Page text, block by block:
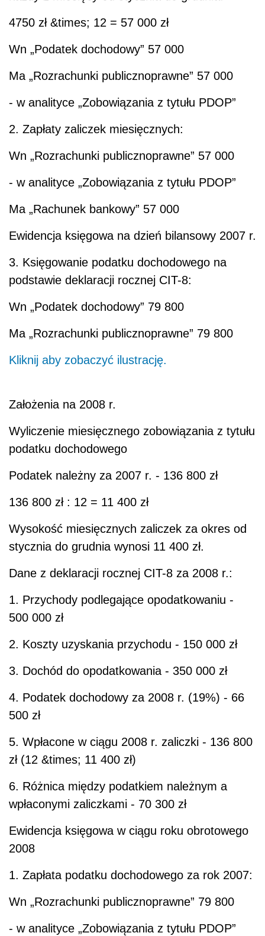
4750 zł &times; 12 = 57 000 zł
Wn „Podatek dochodowy” 57 000
Ma „Rozrachunki publicznoprawne” 57 000
- w analityce „Zobowiązania z tytułu PDOP”
2. Zapłaty zaliczek miesięcznych:
Wn „Rozrachunki publicznoprawne” 57 000
- w analityce „Zobowiązania z tytułu PDOP”
Ma „Rachunek bankowy” 57 000
Ewidencja księgowa na dzień bilansowy 2007 r.
3. Księgowanie podatku dochodowego na
podstawie deklaracji rocznej CIT-8:
Wn „Podatek dochodowy” 79 800
Ma „Rozrachunki publicznoprawne” 79 800
Kliknij aby zobaczyć ilustrację.
Założenia na 2008 r.
Wyliczenie miesięcznego zobowiązania z tytułu
podatku dochodowego
Podatek należny za 2007 r. - 136 800 zł
136 800 zł : 12 = 11 400 zł
Wysokość miesięcznych zaliczek za okres od
stycznia do grudnia wynosi 11 400 zł.
Dane z deklaracji rocznej CIT-8 za 2008 r.:
1. Przychody podlegające opodatkowaniu -
500 000 zł
2. Koszty uzyskania przychodu - 150 000 zł
3. Dochód do opodatkowania - 350 000 zł
4. Podatek dochodowy za 2008 r. (19%) - 66
500 zł
5. Wpłacone w ciągu 2008 r. zaliczki - 136 800
zł (12 &times; 11 400 zł)
6. Różnica między podatkiem należnym a
wpłaconymi zaliczkami - 70 300 zł
Ewidencja księgowa w ciągu roku obrotowego
2008
1. Zapłata podatku dochodowego za rok 2007:
Wn „Rozrachunki publicznoprawne” 79 800
- w analityce „Zobowiązania z tytułu PDOP”